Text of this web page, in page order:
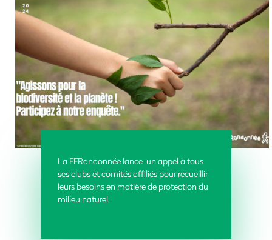
La FFRandonnée lance un appel à tous
ses clubs et comités affiliés pour recueillir
leurs besoins en matière de protection du
milieu naturel.